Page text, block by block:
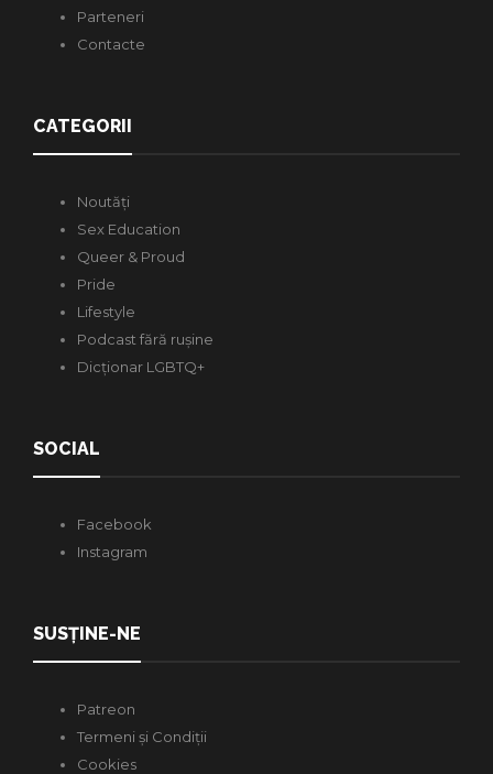
Parteneri
Contacte
CATEGORII
Noutăți
Sex Education
Queer & Proud
Pride
Lifestyle
Podcast fără rușine
Dicționar LGBTQ+
SOCIAL
Facebook
Instagram
SUSȚINE-NE
Patreon
Termeni și Condiții
Cookies